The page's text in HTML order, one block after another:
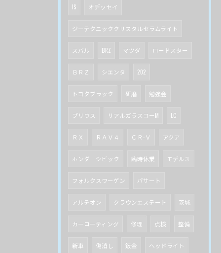
IS オデッセイ
ジーテクニッククリスタルセラムライト
スバル BRZ マツダ ロードスター
ＢＲＺ シエンタ 202
トヨタブラック 研磨 勉強会
プリウス リアルガラスコーM LC
ＲＸ ＲＡＶ４ ＣＲ-Ｖ アクア
ホンダ シビック 臨時休業 モデル３
フォルクスワーゲン パサート
アルテオン クラウンエステート 茨城
カーコーティング 修理 点検 整備
新車 傷消し 鈑金 ヘッドライト